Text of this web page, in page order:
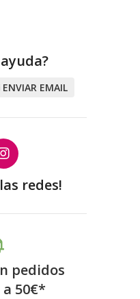
ENVIAR EMAIL
redes!
pedidos
50€*